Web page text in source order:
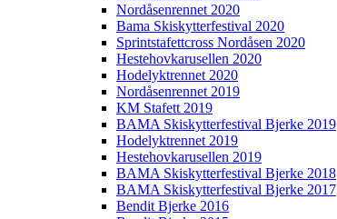
Nordåsenrennet 2020
Bama Skiskytterfestival 2020
Sprintstafettcross Nordåsen 2020
Hestehovkarusellen 2020
Hodelyktrennet 2020
Nordåsenrennet 2019
KM Stafett 2019
BAMA Skiskytterfestival Bjerke 2019
Hodelyktrennet 2019
Hestehovkarusellen 2019
BAMA Skiskytterfestival Bjerke 2018
BAMA Skiskytterfestival Bjerke 2017
Bendit Bjerke 2016